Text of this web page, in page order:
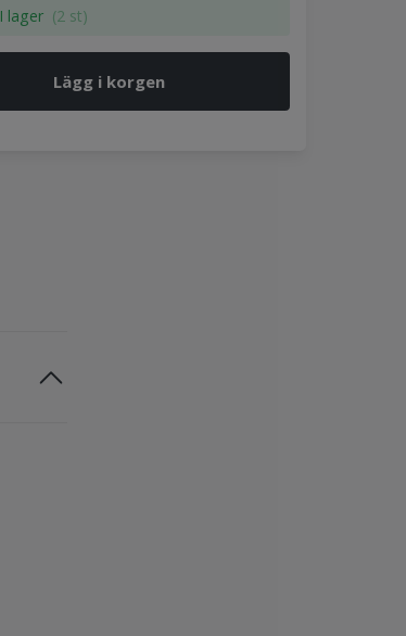
I lager (2 st)
Lägg i korgen